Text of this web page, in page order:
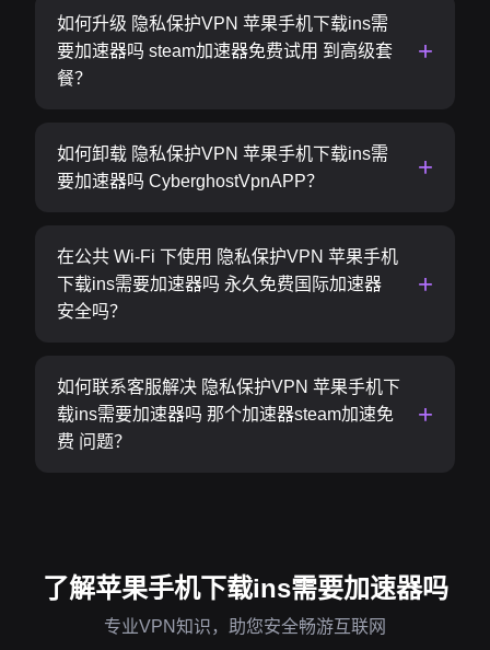
如何升级 隐私保护VPN 苹果手机下载ins需
要加速器吗 steam加速器免费试用 到高级套
餐？
如何卸载 隐私保护VPN 苹果手机下载ins需
要加速器吗 CyberghostVpnAPP？
在公共 Wi-Fi 下使用 隐私保护VPN 苹果手机
下载ins需要加速器吗 永久免费国际加速器
安全吗？
如何联系客服解决 隐私保护VPN 苹果手机下
载ins需要加速器吗 那个加速器steam加速免
费 问题？
了解苹果手机下载ins需要加速器吗
专业VPN知识，助您安全畅游互联网